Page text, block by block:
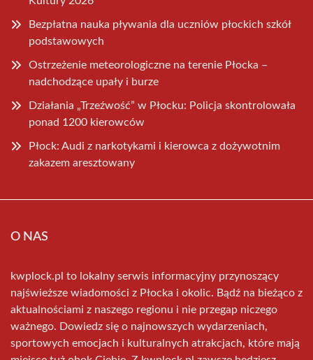
Bezpłatna nauka pływania dla uczniów płockich szkół
podstawowych
Ostrzeżenie meteorologiczne na terenie Płocka –
nadchodzące upały i burze
Działania „Trzeźwość” w Płocku: Policja skontrolowała
ponad 1200 kierowców
Płock: Audi z narkotykami i kierowca z dożywotnim
zakazem aresztowany
O NAS
kwplock.pl to lokalny serwis informacyjny przynoszący
najświeższe wiadomości z Płocka i okolic. Bądź na bieżąco z
aktualnościami z naszego regionu i nie przegap niczego
ważnego. Dowiedz się o najnowszych wydarzeniach,
sportowych emocjach i kulturalnych atrakcjach, które mają